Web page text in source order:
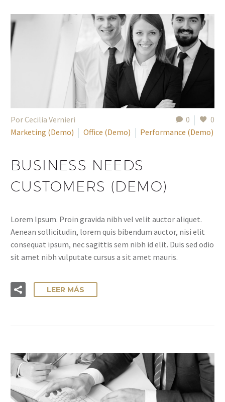
0 0
Por Cecilia Vernieri
Marketing (Demo)
Office (Demo) Performance (Demo)
BUSINESS NEEDS
CUSTOMERS (DEMO)
Lorem Ipsum. Proin gravida nibh vel velit auctor aliquet.
Aenean sollicitudin, lorem quis bibendum auctor, nisi elit
consequat ipsum, nec sagittis sem nibh id elit. Duis sed odio
sit amet nibh vulputate cursus a sit amet mauris.
LEER MÁS